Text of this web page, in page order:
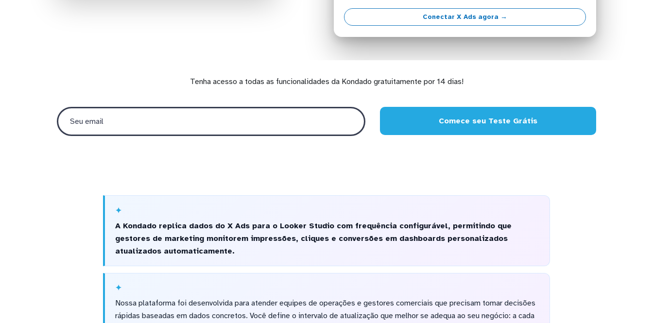
Conectar X Ads agora →
Tenha acesso a todas as funcionalidades da Kondado gratuitamente por 14 dias!
Comece seu Teste Grátis
A Kondado replica dados do X Ads para o Looker Studio com frequência configurável, permitindo que
gestores de marketing monitorem impressões, cliques e conversões em dashboards personalizados
atualizados automaticamente.
Nossa plataforma foi desenvolvida para atender equipes de operações e gestores comerciais que precisam tomar decisões
rápidas baseadas em dados concretos. Você define o intervalo de atualização que melhor se adequa ao seu negócio: a cada